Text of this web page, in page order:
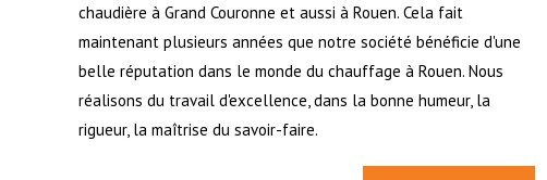
chaudière à Grand Couronne et aussi à Rouen. Cela fait
maintenant plusieurs années que notre société bénéficie d'une
belle réputation dans le monde du chauffage à Rouen. Nous
réalisons du travail d'excellence, dans la bonne humeur, la
rigueur, la maîtrise du savoir-faire.